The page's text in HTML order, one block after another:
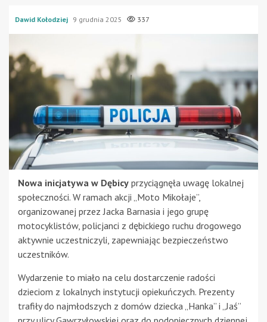
Dawid Kołodziej 9 grudnia 2025 337
Nowa inicjatywa w Dębicy przyciągnęła uwagę lokalnej
społeczności. W ramach akcji „Moto Mikołaje”,
organizowanej przez Jacka Barnasia i jego grupę
motocyklistów, policjanci z dębickiego ruchu drogowego
aktywnie uczestniczyli, zapewniając bezpieczeństwo
uczestników.
Wydarzenie to miało na celu dostarczenie radości
dzieciom z lokalnych instytucji opiekuńczych. Prezenty
trafiły do najmłodszych z domów dziecka „Hanka” i „Jaś”